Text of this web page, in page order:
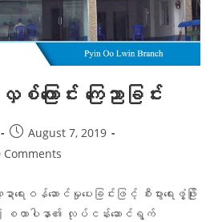
ောင်း ကြေညာခြင်း
August 7, 2019
Comments
ဝန်ဆောင်မှုပေးခြင်းဖြင့် စီးပွားရေးဖွံ့ဖြိုး
ာပါနာ၏ လုပ်ငန်းဆောင်ရွက်